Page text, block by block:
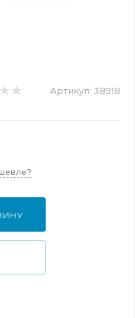
Артикул: 38918